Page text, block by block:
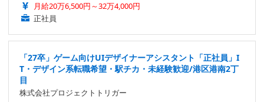
月給20万6,500円～32万4,000円
正社員
「27卒」ゲーム向けUIデザイナーアシスタント「正社員」I
T・デザイン系転職希望・駅チカ・未経験歓迎/港区港南2丁
目
株式会社プロジェクトトリガー